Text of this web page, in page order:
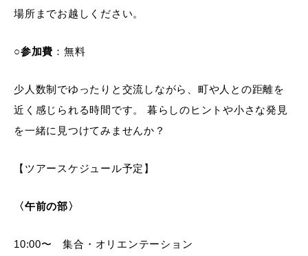
場所までお越しください。
○参加費 ：無料
少人数制でゆったりと交流しながら、町や人との距離を
近く感じられる時間です。 暮らしのヒントや小さな発見
を一緒に見つけてみませんか？
【ツアースケジュール予定】
〈午前の部〉
10:00〜 集合・オリエンテーション